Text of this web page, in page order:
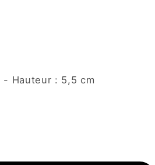
- Hauteur : 5,5 cm